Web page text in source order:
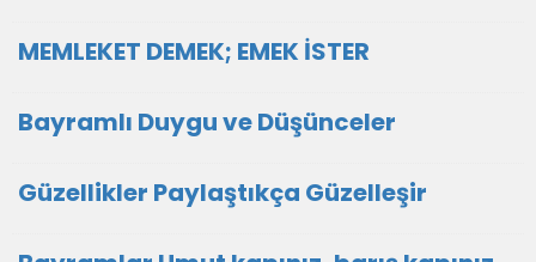
MEMLEKET DEMEK; EMEK İSTER
Bayramlı Duygu ve Düşünceler
Güzellikler Paylaştıkça Güzelleşir